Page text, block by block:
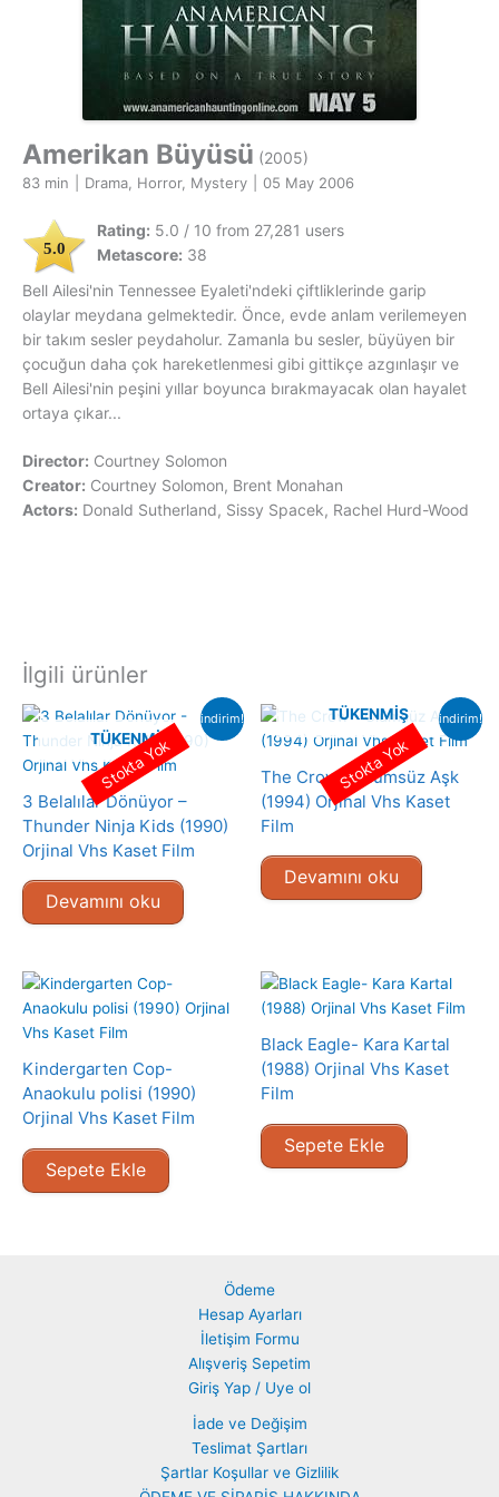
Amerikan Büyüsü (2005)
83 min Drama, Horror, Mystery 05 May 2006
5.0
Rating: 5.0 / 10 from 27,281 users
Metascore: 38
Bell Ailesi'nin Tennessee Eyaleti'ndeki çiftliklerinde garip
olaylar meydana gelmektedir. Önce, evde anlam verilemeyen
bir takım sesler peydaholur. Zamanla bu sesler, büyüyen bir
çocuğun daha çok hareketlenmesi gibi gittikçe azgınlaşır ve
Bell Ailesi'nin peşini yıllar boyunca bırakmayacak olan hayalet
ortaya çıkar...
Director: Courtney Solomon
Creator: Courtney Solomon, Brent Monahan
Actors: Donald Sutherland, Sissy Spacek, Rachel Hurd-Wood
İlgili ürünler
indirim!
TÜKENMIŞ
3 Belalılar Dönüyor –
Thunder Ninja Kids (1990)
Orjinal Vhs Kaset Film
Devamını oku
Stokta Yok
indirim!
TÜKENMIŞ
The Crow – Ölümsüz Aşk
(1994) Orjinal Vhs Kaset
Film
Devamını oku
Stokta Yok
Kindergarten Cop-
Anaokulu polisi (1990)
Orjinal Vhs Kaset Film
Sepete Ekle
Black Eagle- Kara Kartal
(1988) Orjinal Vhs Kaset
Film
Sepete Ekle
Ödeme
Hesap Ayarları
İletişim Formu
Alışveriş Sepetim
Giriş Yap / Uye ol
İade ve Değişim
Teslimat Şartları
Şartlar Koşullar ve Gizlilik